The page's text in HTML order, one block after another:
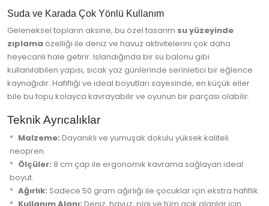
Suda ve Karada Çok Yönlü Kullanım
Geleneksel topların aksine, bu özel tasarım su yüzeyinde
zıplama özelliği ile deniz ve havuz aktivitelerini çok daha
heyecanlı hale getirir. Islandığında bir su balonu gibi
kullanılabilen yapısı, sıcak yaz günlerinde serinletici bir eğlence
kaynağıdır. Hafifliği ve ideal boyutları sayesinde, en küçük eller
bile bu topu kolayca kavrayabilir ve oyunun bir parçası olabilir.
Teknik Ayrıcalıklar
Malzeme: Dayanıklı ve yumuşak dokulu yüksek kaliteli
neopren.
Ölçüler: 8 cm çap ile ergonomik kavrama sağlayan ideal
boyut.
Ağırlık: Sadece 50 gram ağırlığı ile çocuklar için ekstra hafiflik.